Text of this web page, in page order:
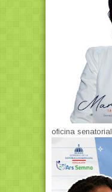
oficina senatorial